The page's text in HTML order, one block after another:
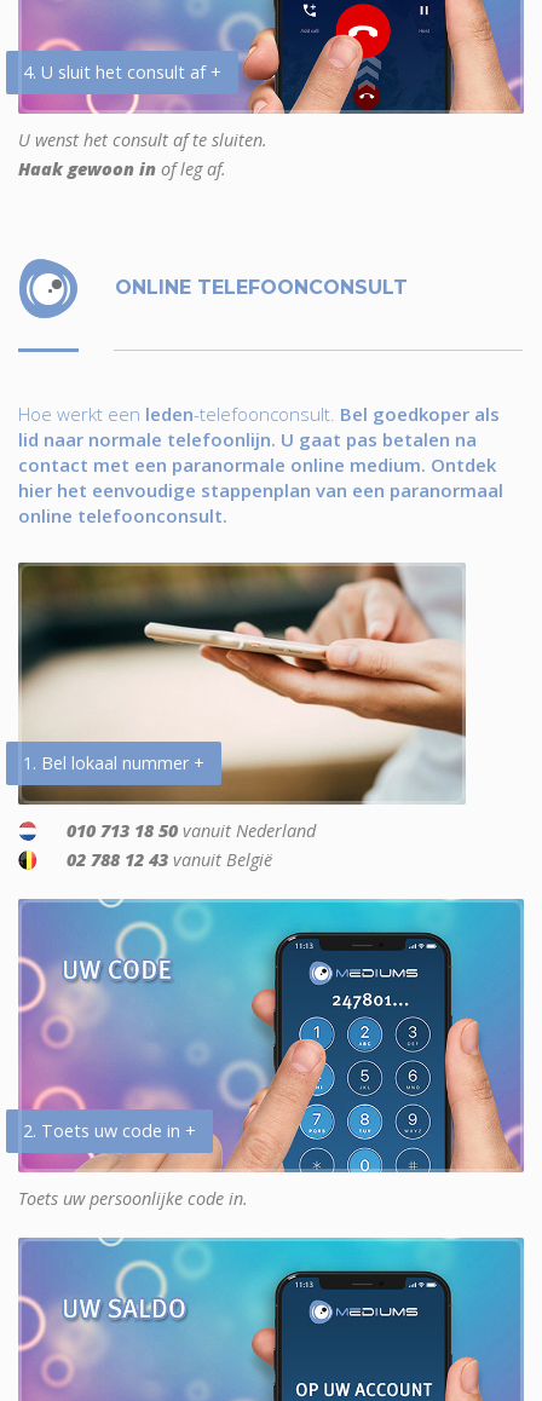
4. U sluit het consult af +
U wenst het consult af te sluiten.
Haak gewoon in of leg af.
ONLINE TELEFOONCONSULT
Hoe werkt een leden-telefoonconsult. Bel goedkoper als
lid naar normale telefoonlijn. U gaat pas betalen na
contact met een paranormale online medium. Ontdek
hier het eenvoudige stappenplan van een paranormaal
online telefoonconsult.
1. Bel lokaal nummer +
010 713 18 50 vanuit Nederland
02 788 12 43 vanuit België
2. Toets uw code in +
Toets uw persoonlijke code in.